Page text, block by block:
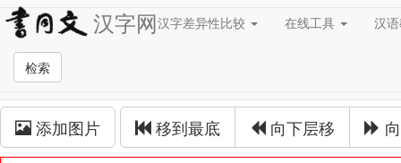
汉字网汉字差异性比较 在线工具 汉
检索
草书在线
添加图片 移到最底 向下层移